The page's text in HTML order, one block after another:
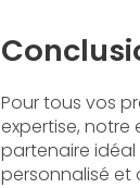
Pour tous vos
expertise,
partenaire
personnalisé et